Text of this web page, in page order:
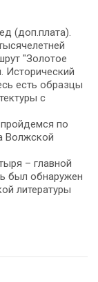
(доп.плата).
"Золотое
Исторический
есть образцы
с
по
Волжской
– главной
был обнаружен
литературы